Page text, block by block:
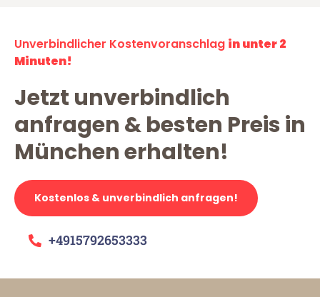
Unverbindlicher Kostenvoranschlag in unter 2
Minuten!
Jetzt unverbindlich
anfragen & besten Preis in
München erhalten!
Kostenlos & unverbindlich anfragen!
+4915792653333